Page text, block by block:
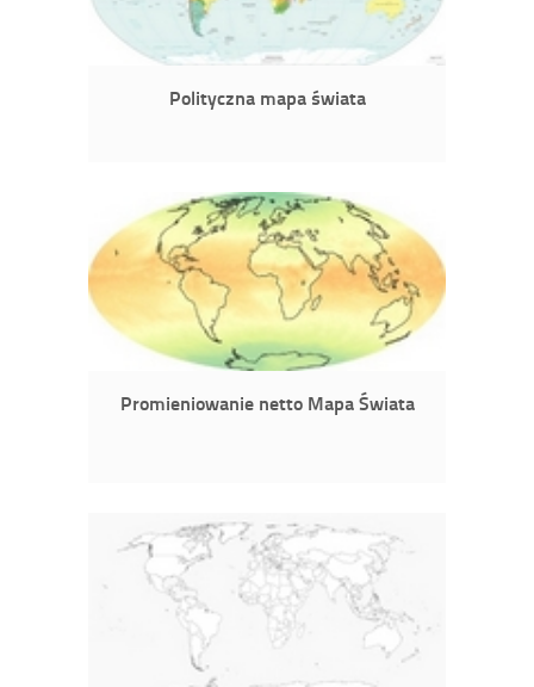
Polityczna mapa świata
Promieniowanie netto Mapa Świata